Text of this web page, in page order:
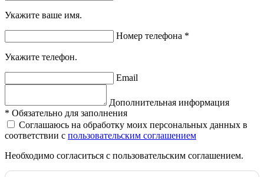
Укажите ваше имя.
Номер телефона *
Укажите телефон.
Email
Дополнительная информация
* Обязательно для заполнения
Соглашаюсь на обработку моих персональных данных в
соответствии с пользовательским соглашением
Необходимо согласиться с пользовательским соглашением.